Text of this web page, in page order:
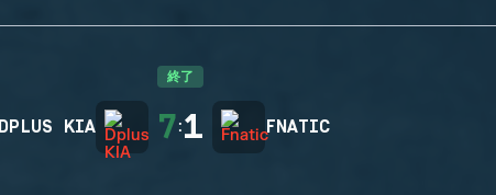
終了
DPLUS KIA 7:1 FNATIC